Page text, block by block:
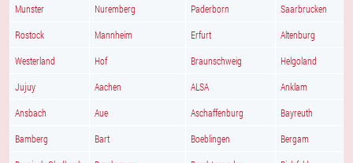
Munster Nuremberg Paderborn Saarbrucken
Rostock Mannheim Erfurt Altenburg
Westerland Hof Braunschweig Helgoland
Jujuy Aachen ALSA Anklam
Ansbach Aue Aschaffenburg Bayreuth
Bamberg Bart Boeblingen Bergam